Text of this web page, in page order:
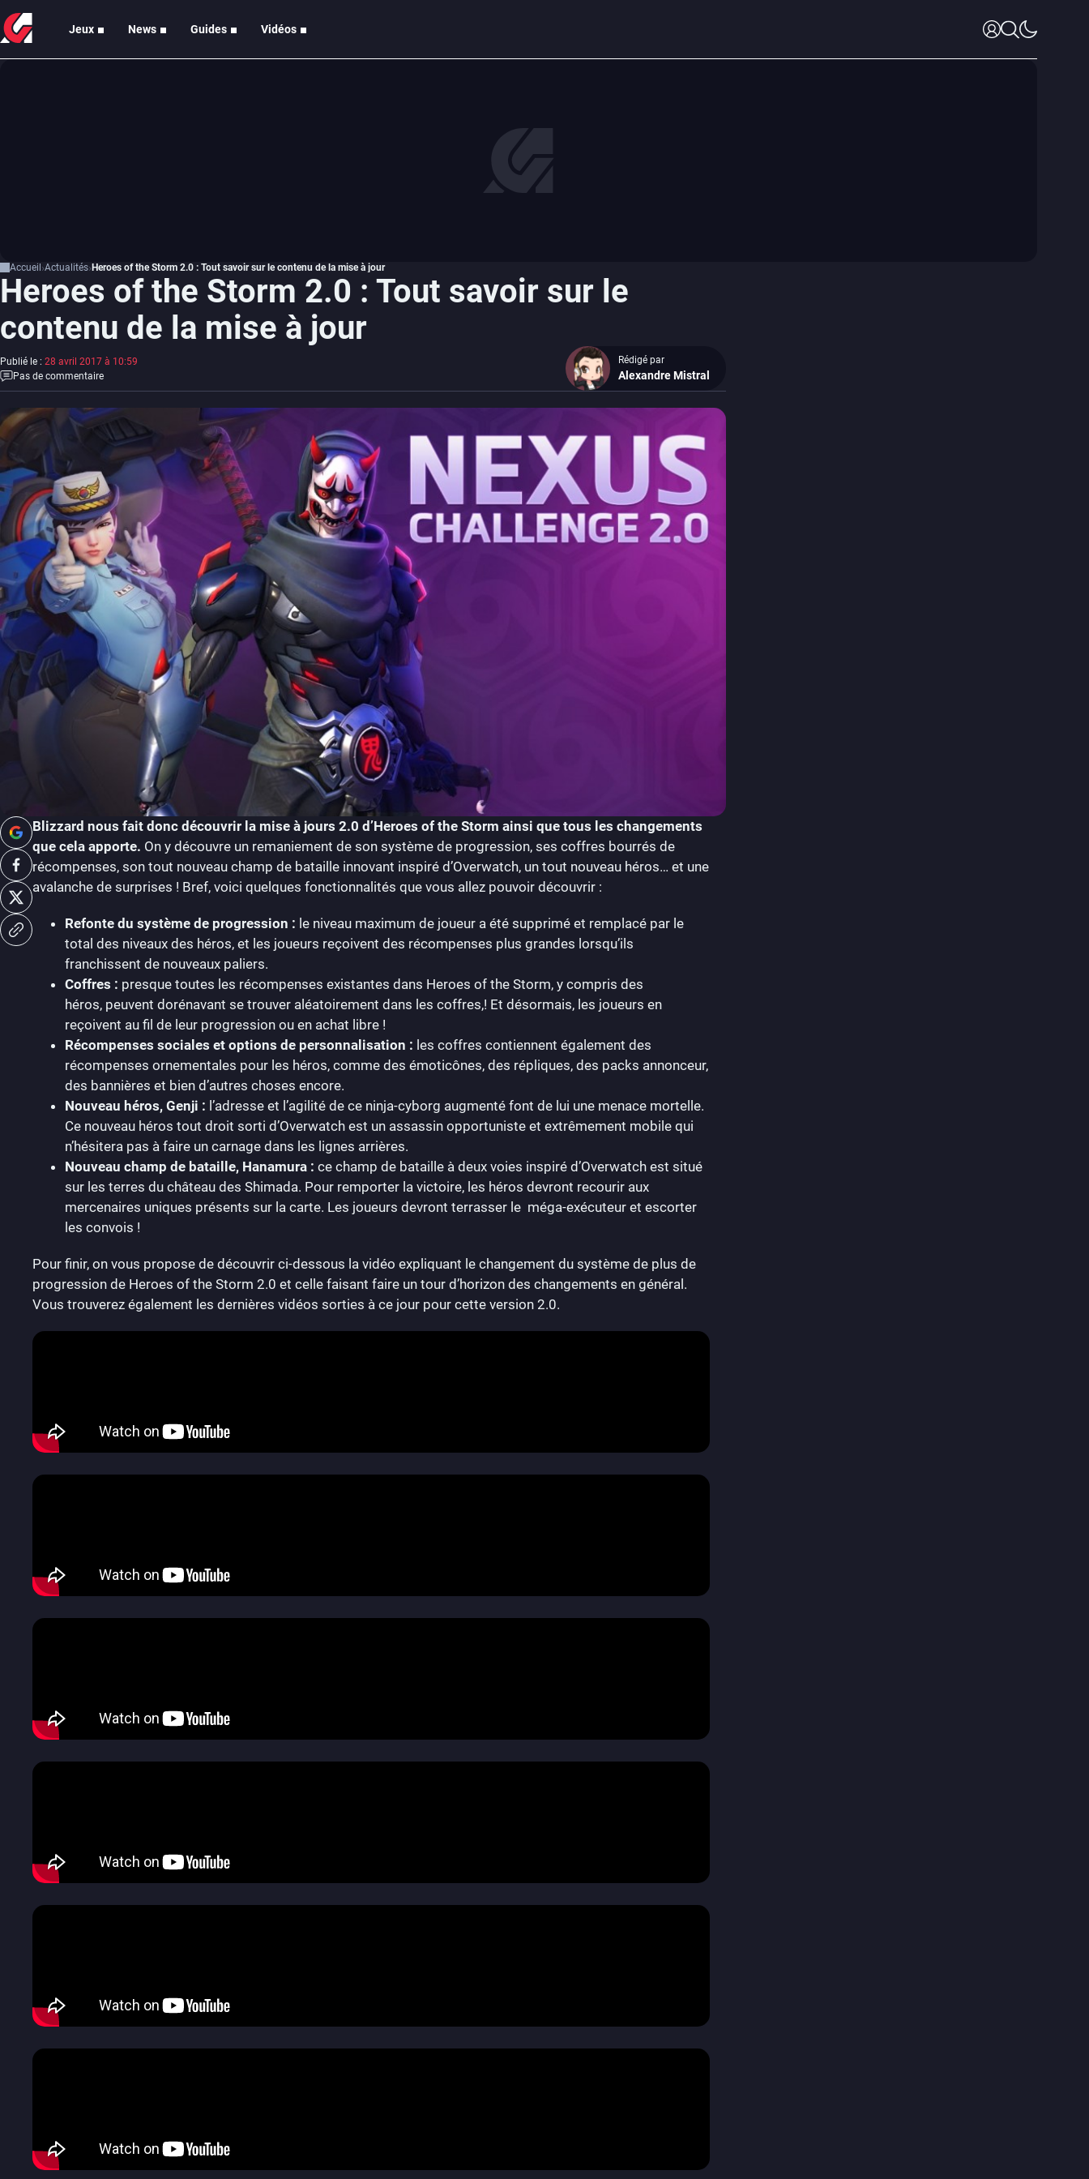
Jeux News Guides Vidéos
Accueil Actualités Heroes of the Storm 2.0 : Tout savoir sur le contenu de la mise à jour
Heroes of the Storm 2.0 : Tout savoir sur le
contenu de la mise à jour
Publié le : 28 avril 2017 à 10:59
Pas de commentaire
Rédigé par
Alexandre Mistral
Blizzard nous fait donc découvrir la mise à jours 2.0 d’Heroes of the Storm ainsi que tous les changements
que cela apporte. On y découvre un remaniement de son système de progression, ses coffres bourrés de
récompenses, son tout nouveau champ de bataille innovant inspiré d’Overwatch, un tout nouveau héros… et une
avalanche de surprises ! Bref, voici quelques fonctionnalités que vous allez pouvoir découvrir :
Refonte du système de progression : le niveau maximum de joueur a été supprimé et remplacé par le
total des niveaux des héros, et les joueurs reçoivent des récompenses plus grandes lorsqu’ils
franchissent de nouveaux paliers.
Coffres : presque toutes les récompenses existantes dans Heroes of the Storm, y compris des
héros, peuvent dorénavant se trouver aléatoirement dans les coffres,! Et désormais, les joueurs en
reçoivent au fil de leur progression ou en achat libre !
Récompenses sociales et options de personnalisation : les coffres contiennent également des
récompenses ornementales pour les héros, comme des émoticônes, des répliques, des packs annonceur,
des bannières et bien d’autres choses encore.
Nouveau héros, Genji : l’adresse et l’agilité de ce ninja-cyborg augmenté font de lui une menace mortelle.
Ce nouveau héros tout droit sorti d’Overwatch est un assassin opportuniste et extrêmement mobile qui
n’hésitera pas à faire un carnage dans les lignes arrières.
Nouveau champ de bataille, Hanamura : ce champ de bataille à deux voies inspiré d’Overwatch est situé
sur les terres du château des Shimada. Pour remporter la victoire, les héros devront recourir aux
mercenaires uniques présents sur la carte. Les joueurs devront terrasser le méga-exécuteur et escorter
les convois !
Pour finir, on vous propose de découvrir ci-dessous la vidéo expliquant le changement du système de plus de
progression de Heroes of the Storm 2.0 et celle faisant faire un tour d’horizon des changements en général.
Vous trouverez également les dernières vidéos sorties à ce jour pour cette version 2.0.